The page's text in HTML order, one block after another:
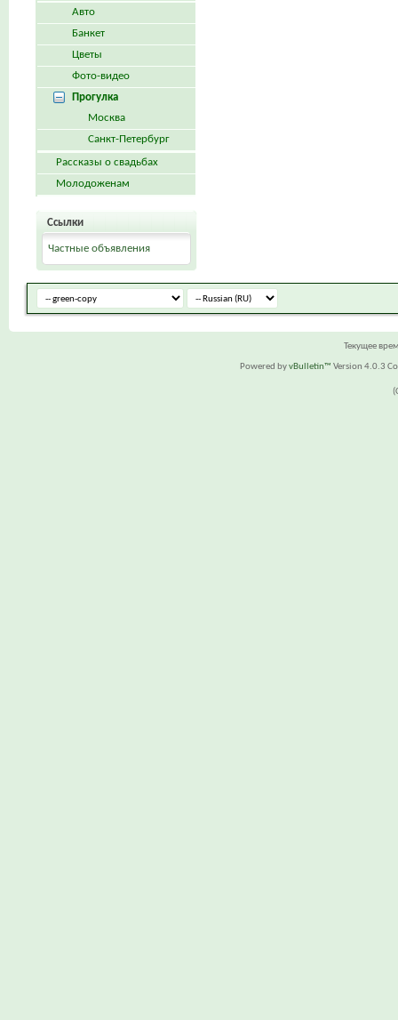
Авто
Банкет
Цветы
Фото-видео
Прогулка
Москва
Санкт-Петербург
Рассказы о свадьбах
Молодоженам
Ссылки
Частные объявления
Текущее
Powered byvBulletin™ Version 4.0.3